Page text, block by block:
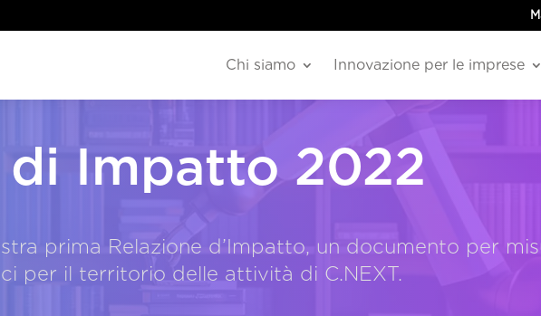
Chi siamo Innovazione per le imprese
di Impatto 2022
prima Relazione d’Impatto, un documento per
per il territorio delle attività di C.NEXT.